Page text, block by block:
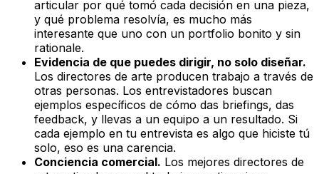
articular por qué tomó cada decisión en una pieza,
y qué problema resolvía, es mucho más
interesante que uno con un portfolio bonito y sin
rationale.
Evidencia de que puedes dirigir, no solo diseñar.
Los directores de arte producen trabajo a través de
otras personas. Los entrevistadores buscan
ejemplos específicos de cómo das briefings, das
feedback, y llevas a un equipo a un resultado. Si
cada ejemplo en tu entrevista es algo que hiciste tú
solo, eso es una carencia.
Conciencia comercial. Los mejores directores de